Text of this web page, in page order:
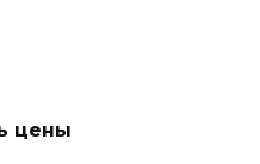
цены